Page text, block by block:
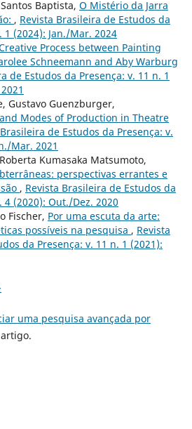
Baptista, O Mistério da Jarra
, Revista Brasileira de Estudos da
1 (2024): Jan./Mar. 2024
Process between Painting
Schneemann and Aby Warburg
de Estudos da Presença: v. 11 n. 1
Gustavo Guenzburger,
Modes of Production in Theatre
de Estudos da Presença: v.
Mar. 2021
Kumasaka Matsumoto,
perspectivas errantes e
, Revista Brasileira de Estudos da
4 (2020): Out./Dez. 2020
Fischer, Por uma escuta da arte:
possíveis na pesquisa , Revista
da Presença: v. 11 n. 1 (2021):
uma pesquisa avançada por